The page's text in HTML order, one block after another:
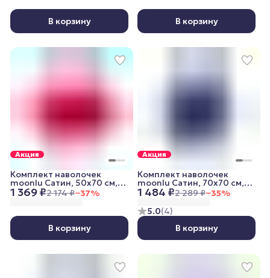
В корзину В корзину
Акция
1 369 ₽2 174 ₽−37%
Комплект наволочек
moonlu Сатин, 50x70 см,
красный
В корзину
Акция
5.0(4)
1 484 ₽2 289 ₽−35%
Комплект наволочек
moonlu Сатин, 70x70 см,
темно-синий
В корзину